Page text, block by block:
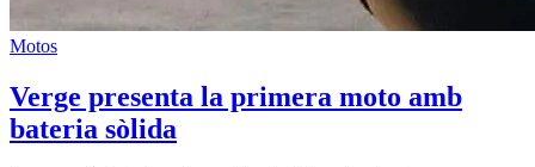
Motos
Verge presenta la primera moto amb
bateria sòlida